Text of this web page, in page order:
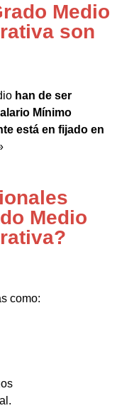
Medio
son
han de ser
Mínimo
está en fijado en
Medio
como: